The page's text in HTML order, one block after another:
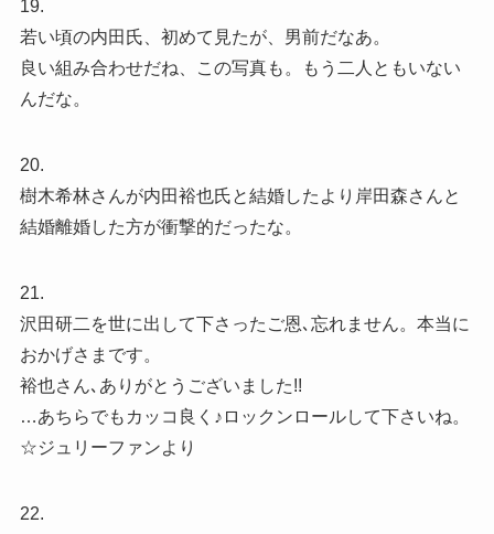
19.
若い頃の内田氏、初めて見たが、男前だなあ。
良い組み合わせだね、この写真も。もう二人ともいない
んだな。
20.
樹木希林さんが内田裕也氏と結婚したより岸田森さんと
結婚離婚した方が衝撃的だったな。
21.
沢田研二を世に出して下さったご恩､忘れません。本当に
おかげさまです。
裕也さん､ありがとうございました!!
…あちらでもカッコ良く♪ロックンロールして下さいね。
☆ジュリーファンより
22.